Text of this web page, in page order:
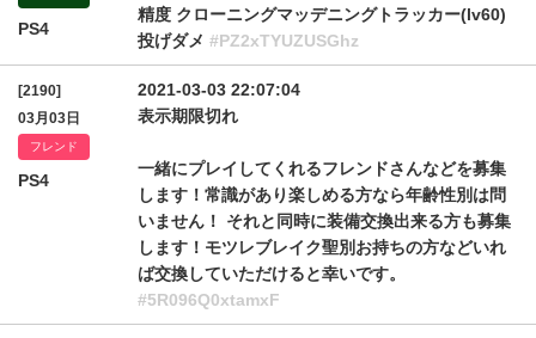
PS4
精度 クローニングマッデニングトラッカー(lv60)
投げダメ #PZ2xTYUZUSGhz
[2190]
03月03日
フレンド
PS4
2021-03-03 22:07:04
表示期限切れ
一緒にプレイしてくれるフレンドさんなどを募集
します！常識があり楽しめる方なら年齢性別は問
いません！ それと同時に装備交換出来る方も募集
します！モツレブレイク聖別お持ちの方などいれ
ば交換していただけると幸いです。
#5R096Q0xtamxF